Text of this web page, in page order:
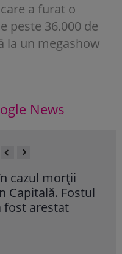
a furat o
peste 36.000 de
la un megashow
News
cazul morții
Capitală. Fostul
fost arestat